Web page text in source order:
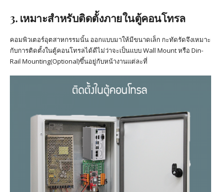
3. เหมาะสำหรับติดตั้งภายในตู้คอนโทรล
คอมพิวเตอร์อุตสาหกรรมนั้น ออกแบบมาให้มีขนาดเล็ก กะทัดรัดจึงเหมาะ
กับการติดตั้งในตู้คอนโทรลได้ดีไม่ว่าจะเป็นแบบ Wall Mount หรือ Din-
Rail Mounting(Optional)ขึ้นอยู่กับหน้างานแต่ละที่